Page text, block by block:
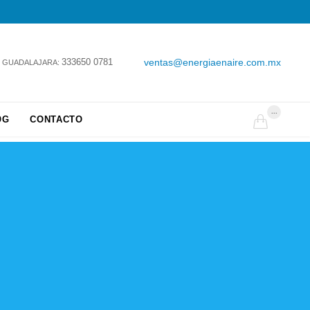
GUADALAJARA: 333650 0781 ventas@energiaenaire.com.mx
CONTACTO 